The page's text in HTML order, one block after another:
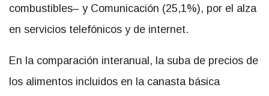
combustibles– y Comunicación (25,1%), por el alza
en servicios telefónicos y de internet.
En la comparación interanual, la suba de precios de
los alimentos incluidos en la canasta básica